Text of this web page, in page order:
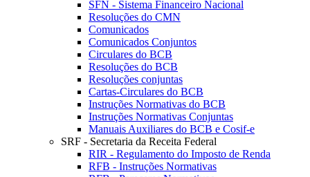
SFN - Sistema Financeiro Nacional
Resoluções do CMN
Comunicados
Comunicados Conjuntos
Circulares do BCB
Resoluções do BCB
Resoluções conjuntas
Cartas-Circulares do BCB
Instruções Normativas do BCB
Instruções Normativas Conjuntas
Manuais Auxiliares do BCB e Cosif-e
SRF - Secretaria da Receita Federal
RIR - Regulamento do Imposto de Renda
RFB - Instruções Normativas